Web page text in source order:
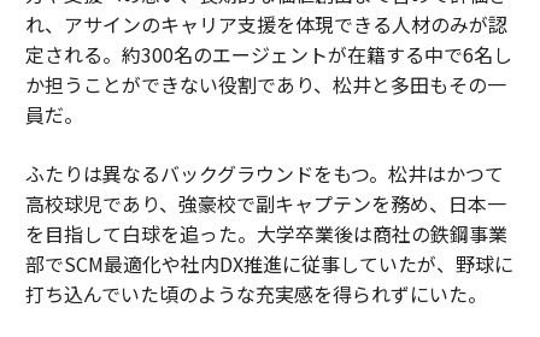
れ、アサインのキャリア支援を体現できる人材のみが認
定される。約300名のエージェントが在籍する中で6名し
か担うことができない役割であり、松井と多田もその一
員だ。
ふたりは異なるバックグラウンドをもつ。松井はかつて
高校球児であり、強豪校で副キャプテンを務め、日本一
を目指して白球を追った。大学卒業後は商社の鉄鋼事業
部でSCM最適化や社内DX推進に従事していたが、野球に
打ち込んでいた頃のような充実感を得られずにいた。